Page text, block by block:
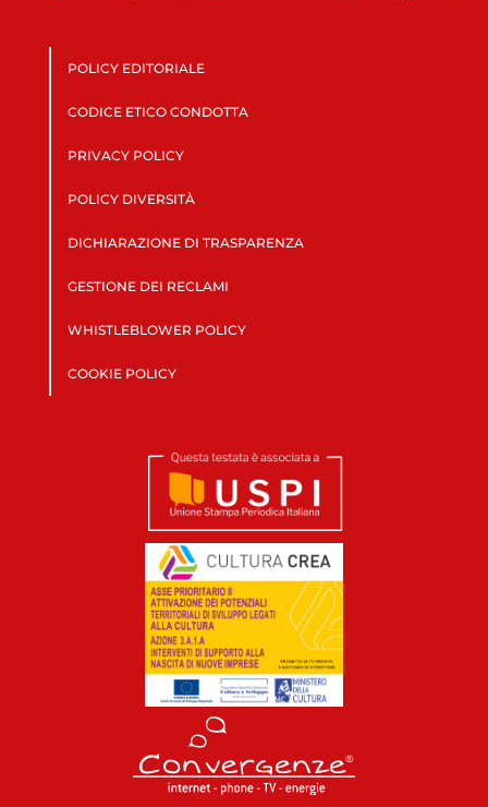
POLICY EDITORIALE
CODICE ETICO CONDOTTA
PRIVACY POLICY
POLICY DIVERSITÀ
DICHIARAZIONE DI TRASPARENZA
GESTIONE DEI RECLAMI
WHISTLEBLOWER POLICY
COOKIE POLICY